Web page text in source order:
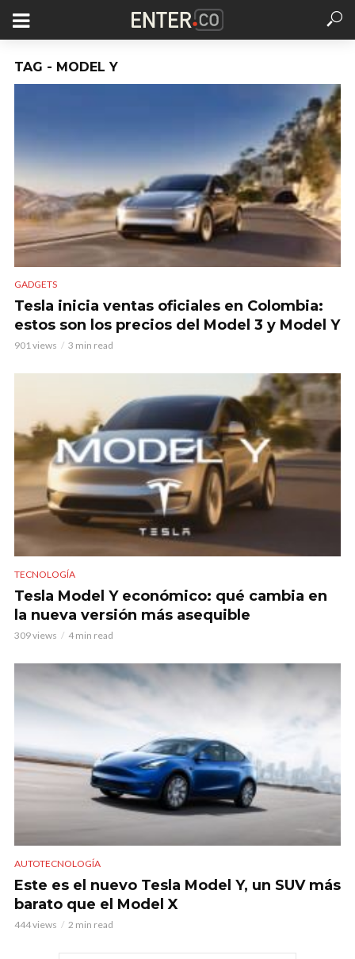
TAG - MODEL Y
GADGETS
Tesla inicia ventas oficiales en Colombia:
estos son los precios del Model 3 y Model Y
901 views 3 min read
TECNOLOGÍA
Tesla Model Y económico: qué cambia en
la nueva versión más asequible
309 views 4 min read
AUTOTECNOLOGÍA
Este es el nuevo Tesla Model Y, un SUV más
barato que el Model X
444 views 2 min read